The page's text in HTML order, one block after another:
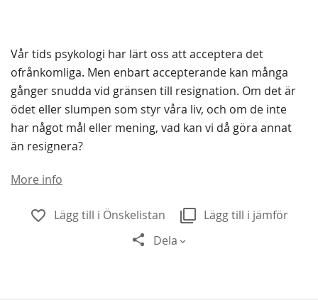
Vår tids psykologi har lärt oss att acceptera det
ofrånkomliga. Men enbart accepterande kan många
gånger snudda vid gränsen till resignation. Om det är
ödet eller slumpen som styr våra liv, och om de inte
har något mål eller mening, vad kan vi då göra annat
än resignera?
More info
Lägg till i Önskelistan
Lägg till i jämför
Dela